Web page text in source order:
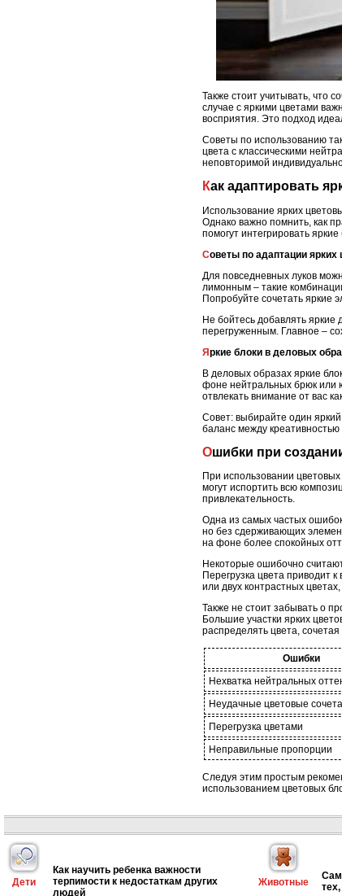
Также стоит учитывать, что
случае с яркими цветами
восприятия. Это подход
Советы по использованию
цвета с классическими
неповторимой
Как адаптировать
Использование ярких
Однако важно помнить, как
помогут интегрировать
Советы по адаптации
Для повседневных луков
лимонным – такие
Попробуйте сочетать яркие
Не бойтесь добавлять яркие
перегруженным. Главное –
Яркие блоки в деловых
В деловых образах яркие
фоне нейтральных брюк или
отвлекать внимание от вас
Совет: выбирайте один
баланс между креативностью
Ошибки при
При использовании
могут испортить всю
привлекательность.
Одна из самых частых
но без сдерживающих
на фоне более спокойных
Некоторые ошибочно
Перегрузка цвета приводит
или двух контрастных
Также не стоит забывать о
Большие участки ярких
распределять цвета,
Ошибки
Нехватка нейтральных
Неудачные цветовые
Перегрузка цветами
Неправильные пропорции
Следуя этим простым
использованием цветовых
Дети
Как научить ребенка важности
терпимости к недостаткам других
людей
Животные